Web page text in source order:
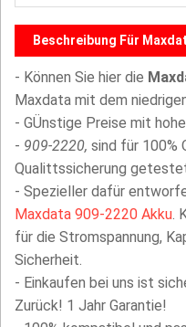
Beschreibung Für
- Können Sie hier die
Maxdata mit dem
- GÜnstige Preise mit
- 909-2220, sind für 100%
Qualittssicherung
- Spezieller dafür
Maxdata 909-2220 Akku.
für die Stromspannung,
Sicherheit.
- Einkaufen bei uns ist
Zurück! 1 Jahr Garantie!